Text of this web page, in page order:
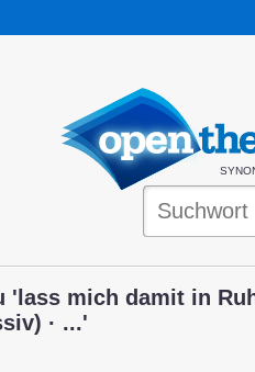
'lass mich damit in
· ...'